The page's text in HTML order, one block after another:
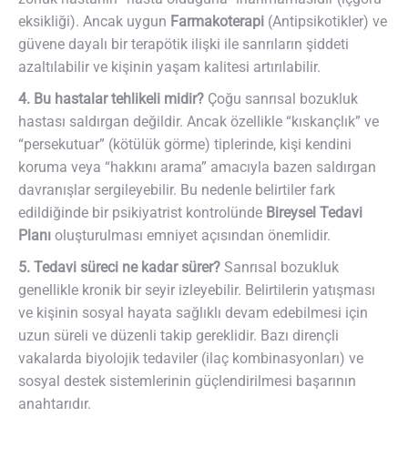
eksikliği). Ancak uygun Farmakoterapi (Antipsikotikler) ve
güvene dayalı bir terapötik ilişki ile sanrıların şiddeti
azaltılabilir ve kişinin yaşam kalitesi artırılabilir.
4. Bu hastalar tehlikeli midir? Çoğu sanrısal bozukluk
hastası saldırgan değildir. Ancak özellikle “kıskançlık” ve
“persekutuar” (kötülük görme) tiplerinde, kişi kendini
koruma veya “hakkını arama” amacıyla bazen saldırgan
davranışlar sergileyebilir. Bu nedenle belirtiler fark
edildiğinde bir psikiyatrist kontrolünde Bireysel Tedavi
Planı oluşturulması emniyet açısından önemlidir.
5. Tedavi süreci ne kadar sürer? Sanrısal bozukluk
genellikle kronik bir seyir izleyebilir. Belirtilerin yatışması
ve kişinin sosyal hayata sağlıklı devam edebilmesi için
uzun süreli ve düzenli takip gereklidir. Bazı dirençli
vakalarda biyolojik tedaviler (ilaç kombinasyonları) ve
sosyal destek sistemlerinin güçlendirilmesi başarının
anahtarıdır.